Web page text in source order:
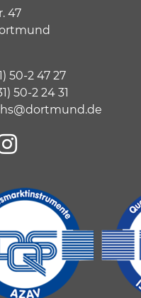
47
50-2 47 27
50-2 24 31